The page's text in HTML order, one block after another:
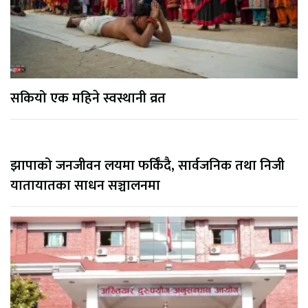
सकियो एक महिने स्वस्थानी व्रत
झापाको जनजीवन लयमा फर्किँदै, सार्वजनिक तथा निजी
यातायातका साधन सञ्चालनमा